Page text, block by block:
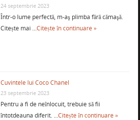
24 septembrie 2023
Într-o lume perfectă, m-aş plimba fără cămaşă.
Citește mai …Citește în continuare »
Cuvintele lui Coco Chanel
23 septembrie 2023
Pentru a fi de neînlocuit, trebuie să fii
întotdeauna diferit. …Citește în continuare »